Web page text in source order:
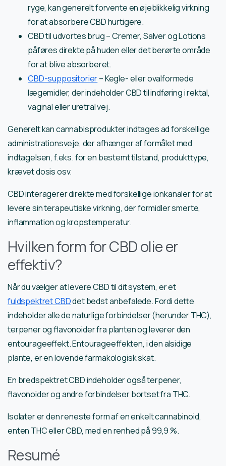
ryge, kan generelt forvente en øjeblikkelig virkning
for at absorbere CBD hurtigere.
CBD til udvortes brug – Cremer, Salver og Lotions
påføres direkte på huden eller det berørte område
for at blive absorberet.
CBD-suppositorier– Kegle- eller ovalformede
lægemidler, der indeholder CBD til indføring i rektal,
vaginal eller uretral vej.
Generelt kan cannabisprodukter indtages ad forskellige
administrationsveje, der afhænger af formålet med
indtagelsen, f.eks. for en bestemt tilstand, produkttype,
krævet dosis osv.
CBD interagerer direkte med forskellige ionkanaler for at
levere sin terapeutiske virkning, der formidler smerte,
inflammation og kropstemperatur.
Hvilken form for CBD olie er
effektiv?
Når du vælger at levere CBD til dit system, er et
fuldspektret CBDdet bedst anbefalede. Fordi dette
indeholder alle de naturlige forbindelser (herunder THC),
terpener og flavonoider fra planten og leverer den
entourageeffekt. Entourageeffekten, i den alsidige
plante, er en lovende farmakologisk skat.
En bredspektret CBD indeholder også terpener,
flavonoider og andre forbindelser bortset fra THC.
Isolater er den reneste form af en enkelt cannabinoid,
enten THC eller CBD, med en renhed på 99,9 %.
Resumé